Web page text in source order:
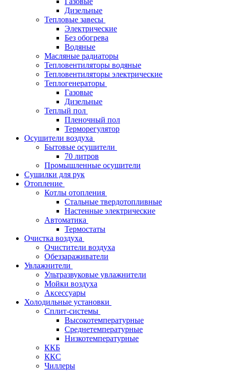
Дизельные
Тепловые завесы
Электрические
Без обогрева
Водяные
Масляные радиаторы
Тепловентиляторы водяные
Тепловентиляторы электрические
Теплогенераторы
Газовые
Дизельные
Теплый пол
Пленочный пол
Терморегулятор
Осушители воздуха
Бытовые осушители
70 литров
Промышленные осушители
Сушилки для рук
Отопление
Котлы отопления
Стальные твердотопливные
Настенные электрические
Автоматика
Термостаты
Очистка воздуха
Очистители воздуха
Обеззараживатели
Увлажнители
Ультразвуковые увлажнители
Мойки воздуха
Аксессуары
Холодильные установки
Сплит-системы
Высокотемпературные
Среднетемпературные
Низкотемпературные
ККБ
ККС
Чиллеры